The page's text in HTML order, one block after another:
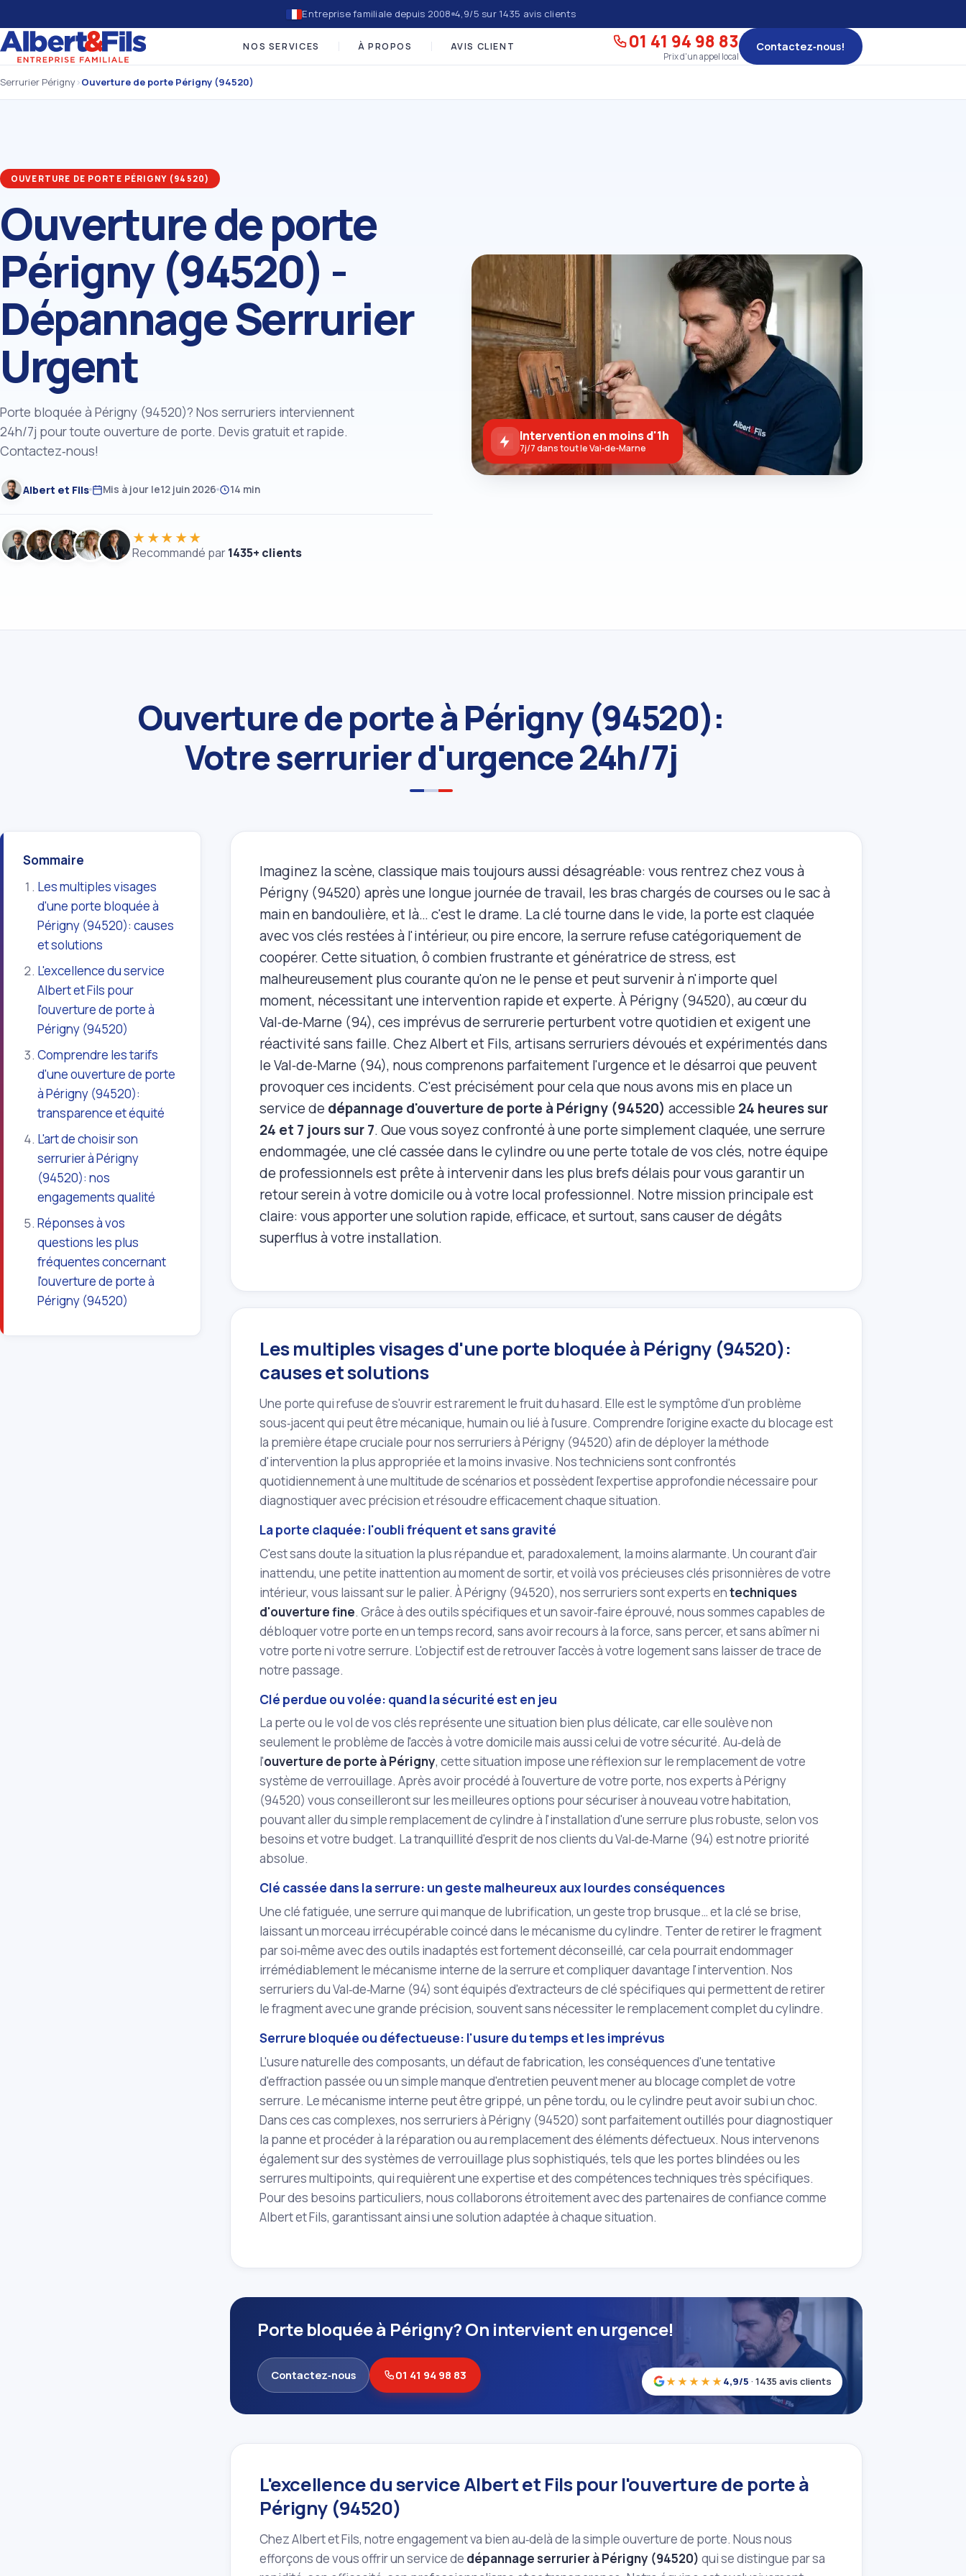
Entreprise familiale depuis 2008 4,9/5 sur 1435 avis clients
NOS SERVICES À PROPOS AVIS CLIENT 01 41 94 98 83
Prix d'un appel local
Contactez‑nous!
Serrurier Périgny›Ouverture de porte Périgny (94520)
OUVERTURE DE PORTE PÉRIGNY (94520)
Ouverture de porte
Périgny (94520) -
Dépannage Serrurier
Urgent
Porte bloquée à Périgny (94520)? Nos serruriers interviennent
24h/7j pour toute ouverture de porte. Devis gratuit et rapide.
Contactez‑nous!
Albert et Fils Mis à jour le12 juin 2026 14 min
★★★★★
Recommandé par1435+ clients
Intervention en moins d'1h
7j/7 dans tout le Val‑de‑Marne
Ouverture de porte à Périgny (94520):
Votre serrurier d'urgence 24h/7j
Sommaire
Les multiples visages
d'une porte bloquée à
Périgny (94520): causes
et solutions
L'excellence du service
Albert et Fils pour
l'ouverture de porte à
Périgny (94520)
Comprendre les tarifs
d'une ouverture de porte
à Périgny (94520):
transparence et équité
L'art de choisir son
serrurier à Périgny
(94520): nos
engagements qualité
Réponses à vos
questions les plus
fréquentes concernant
l'ouverture de porte à
Périgny (94520)
Imaginez la scène, classique mais toujours aussi désagréable: vous rentrez chez vous à
Périgny (94520) après une longue journée de travail, les bras chargés de courses ou le sac à
main en bandoulière, et là… c'est le drame. La clé tourne dans le vide, la porte est claquée
avec vos clés restées à l'intérieur, ou pire encore, la serrure refuse catégoriquement de
coopérer. Cette situation, ô combien frustrante et génératrice de stress, est
malheureusement plus courante qu'on ne le pense et peut survenir à n'importe quel
moment, nécessitant une intervention rapide et experte. À Périgny (94520), au cœur du
Val‑de‑Marne (94), ces imprévus de serrurerie perturbent votre quotidien et exigent une
réactivité sans faille. Chez Albert et Fils, artisans serruriers dévoués et expérimentés dans
le Val‑de‑Marne (94), nous comprenons parfaitement l'urgence et le désarroi que peuvent
provoquer ces incidents. C'est précisément pour cela que nous avons mis en place un
service de dépannage d'ouverture de porte à Périgny (94520) accessible 24 heures sur
24 et 7 jours sur 7. Que vous soyez confronté à une porte simplement claquée, une serrure
endommagée, une clé cassée dans le cylindre ou une perte totale de vos clés, notre équipe
de professionnels est prête à intervenir dans les plus brefs délais pour vous garantir un
retour serein à votre domicile ou à votre local professionnel. Notre mission principale est
claire: vous apporter une solution rapide, efficace, et surtout, sans causer de dégâts
superflus à votre installation.
Les multiples visages d'une porte bloquée à Périgny (94520):
causes et solutions
Une porte qui refuse de s'ouvrir est rarement le fruit du hasard. Elle est le symptôme d'un problème
sous‑jacent qui peut être mécanique, humain ou lié à l'usure. Comprendre l'origine exacte du blocage est
la première étape cruciale pour nos serruriers à Périgny (94520) afin de déployer la méthode
d'intervention la plus appropriée et la moins invasive. Nos techniciens sont confrontés
quotidiennement à une multitude de scénarios et possèdent l'expertise approfondie nécessaire pour
diagnostiquer avec précision et résoudre efficacement chaque situation.
La porte claquée: l'oubli fréquent et sans gravité
C'est sans doute la situation la plus répandue et, paradoxalement, la moins alarmante. Un courant d'air
inattendu, une petite inattention au moment de sortir, et voilà vos précieuses clés prisonnières de votre
intérieur, vous laissant sur le palier. À Périgny (94520), nos serruriers sont experts entechniques
d'ouverture fine. Grâce à des outils spécifiques et un savoir‑faire éprouvé, nous sommes capables de
débloquer votre porte en un temps record, sans avoir recours à la force, sans percer, et sans abîmer ni
votre porte ni votre serrure. L'objectif est de retrouver l'accès à votre logement sans laisser de trace de
notre passage.
Clé perdue ou volée: quand la sécurité est en jeu
La perte ou le vol de vos clés représente une situation bien plus délicate, car elle soulève non
seulement le problème de l'accès à votre domicile mais aussi celui de votre sécurité. Au‑delà de
l'ouverture de porte à Périgny, cette situation impose une réflexion sur le remplacement de votre
système de verrouillage. Après avoir procédé à l'ouverture de votre porte, nos experts à Périgny
(94520) vous conseilleront sur les meilleures options pour sécuriser à nouveau votre habitation,
pouvant aller du simple remplacement de cylindre à l'installation d'une serrure plus robuste, selon vos
besoins et votre budget. La tranquillité d'esprit de nos clients du Val‑de‑Marne (94) est notre priorité
absolue.
Clé cassée dans la serrure: un geste malheureux aux lourdes conséquences
Une clé fatiguée, une serrure qui manque de lubrification, un geste trop brusque… et la clé se brise,
laissant un morceau irrécupérable coincé dans le mécanisme du cylindre. Tenter de retirer le fragment
par soi‑même avec des outils inadaptés est fortement déconseillé, car cela pourrait endommager
irrémédiablement le mécanisme interne de la serrure et compliquer davantage l'intervention. Nos
serruriers du Val‑de‑Marne (94) sont équipés d'extracteurs de clé spécifiques qui permettent de retirer
le fragment avec une grande précision, souvent sans nécessiter le remplacement complet du cylindre.
Serrure bloquée ou défectueuse: l'usure du temps et les imprévus
L'usure naturelle des composants, un défaut de fabrication, les conséquences d'une tentative
d'effraction passée ou un simple manque d'entretien peuvent mener au blocage complet de votre
serrure. Le mécanisme interne peut être grippé, un pêne tordu, ou le cylindre peut avoir subi un choc.
Dans ces cas complexes, nos serruriers à Périgny (94520) sont parfaitement outillés pour diagnostiquer
la panne et procéder à la réparation ou au remplacement des éléments défectueux. Nous intervenons
également sur des systèmes de verrouillage plus sophistiqués, tels que les portes blindées ou les
serrures multipoints, qui requièrent une expertise et des compétences techniques très spécifiques.
Pour des besoins particuliers, nous collaborons étroitement avec des partenaires de confiance comme
Albert et Fils, garantissant ainsi une solution adaptée à chaque situation.
★★★★★4,9/5 · 1435 avis clients
Porte bloquée à Périgny? On intervient en urgence!
Contactez‑nous 01 41 94 98 83
L'excellence du service Albert et Fils pour l'ouverture de porte à
Périgny (94520)
Chez Albert et Fils, notre engagement va bien au‑delà de la simple ouverture de porte. Nous nous
efforçons de vous offrir un service de dépannage serrurier à Périgny (94520) qui se distingue par sa